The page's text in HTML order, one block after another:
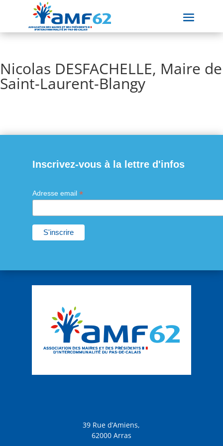
Nicolas DESFACHELLE, Maire de
Saint-Laurent-Blangy
Inscrivez-vous à la lettre d'infos
Adresse email *
39 Rue d’Amiens,
62000 Arras